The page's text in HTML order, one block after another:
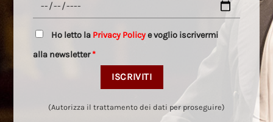
Ho letto la Privacy Policye voglio iscrivermi
alla newsletter*
(Autorizza il trattamento dei dati per proseguire)